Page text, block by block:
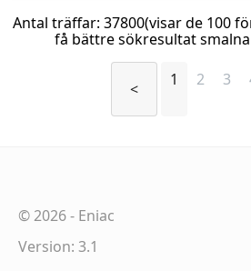
Antal träffar: 37800(visar de 100
få bättre sökresultat
< 1 2 3
©2026- Eniac
Version: 3.1